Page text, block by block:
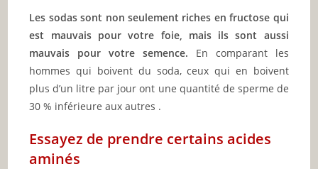
Les sodas sont non seulement riches en fructose qui
est mauvais pour votre foie, mais ils sont aussi
mauvais pour votre semence. En comparant les
hommes qui boivent du soda, ceux qui en boivent
plus d’un litre par jour ont une quantité de sperme de
30 % inférieure aux autres .
Essayez de prendre certains acides
aminés